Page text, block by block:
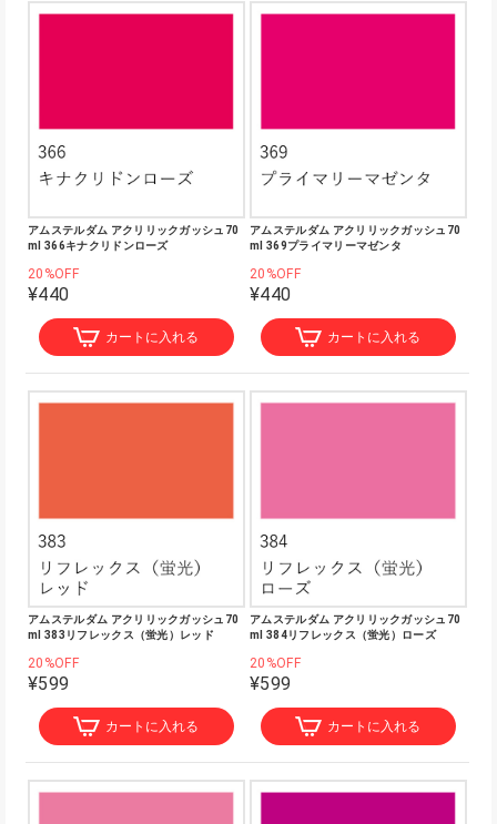
アムステルダム アクリリックガッシュ70
ml 366キナクリドンローズ
20%OFF
¥440
カートに入れる
アムステルダム アクリリックガッシュ70
ml 369プライマリーマゼンタ
20%OFF
¥440
カートに入れる
アムステルダム アクリリックガッシュ70
ml 383リフレックス（蛍光）レッド
20%OFF
¥599
カートに入れる
アムステルダム アクリリックガッシュ70
ml 384リフレックス（蛍光）ローズ
20%OFF
¥599
カートに入れる